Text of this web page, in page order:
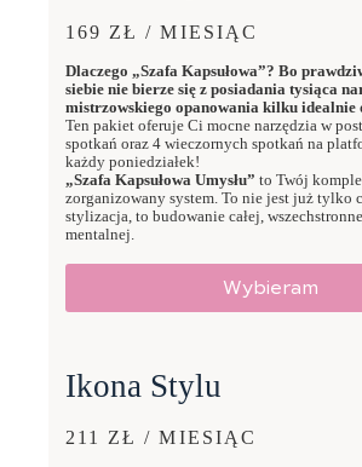
169 ZŁ / MIESIĄC
Dlaczego „Szafa Kapsułowa”? Bo
siebie nie bierze się z posiadania tysiąca
mistrzowskiego opanowania kilku idealnie
Ten pakiet oferuje Ci mocne narzędzia w
spotkań oraz 4 wieczornych spotkań na
każdy poniedziałek!
„Szafa Kapsułowa Umysłu” to Twój
zorganizowany system. To nie jest już tylko
stylizacja, to budowanie całej,
mentalnej.
Wybieram
Ikona Stylu
211 ZŁ / MIESIĄC